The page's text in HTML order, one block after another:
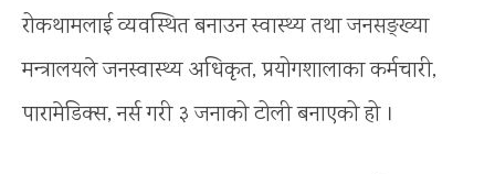
रोकथामलाई व्यवस्थित बनाउन स्वास्थ्य तथा जनसङ्ख्या
मन्त्रालयले जनस्वास्थ्य अधिकृत, प्रयोगशालाका कर्मचारी,
पारामेडिक्स, नर्स गरी ३ जनाको टोली बनाएको हो ।